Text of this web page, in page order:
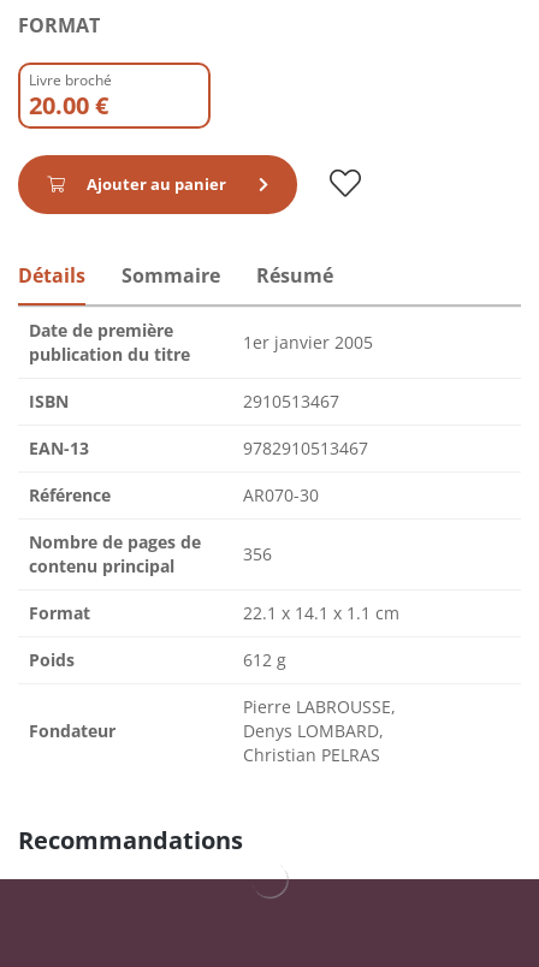
FORMAT
Livre broché
20.00 €
Ajouter au panier
Détails Sommaire Résumé
Date de première
publication du titre
1er janvier 2005
ISBN 2910513467
EAN-13 9782910513467
Référence AR070-30
Nombre de pages de
contenu principal
356
Format 22.1 x 14.1 x 1.1 cm
Poids 612 g
Fondateur
Pierre LABROUSSE,
Denys LOMBARD,
Christian PELRAS
Recommandations